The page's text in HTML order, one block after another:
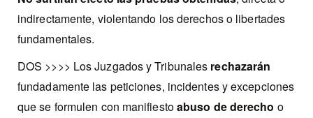
indirectamente, violentando los derechos o libertades
fundamentales.
DOS >>>> Los Juzgados y Tribunales rechazarán
fundadamente las peticiones, incidentes y excepciones
que se formulen con manifiestoabuso de derecho o